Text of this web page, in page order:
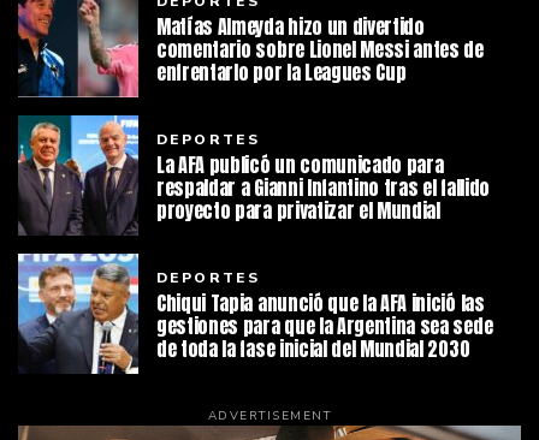
Matías Almeyda hizo un divertido
comentario sobre Lionel Messi antes de
enfrentarlo por la Leagues Cup
DEPORTES
La AFA publicó un comunicado para
respaldar a Gianni Infantino tras el fallido
proyecto para privatizar el Mundial
DEPORTES
Chiqui Tapia anunció que la AFA inició las
gestiones para que la Argentina sea sede
de toda la fase inicial del Mundial 2030
ADVERTISEMENT